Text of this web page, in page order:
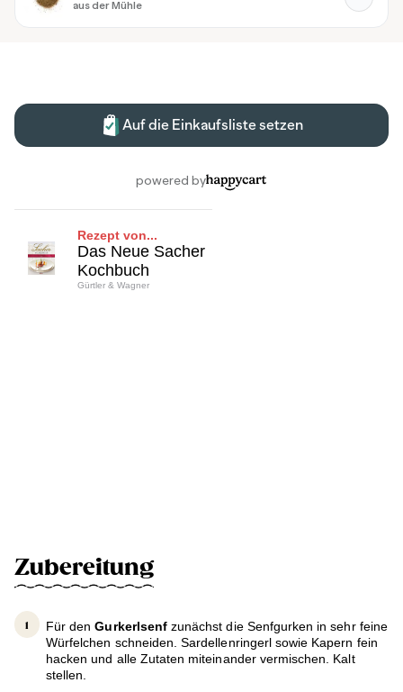
Rezept von...
Das Neue Sacher
Kochbuch
Gürtler & Wagner
Zubereitung
Für denGurkerlsenfzunächst die Senfgurken in sehr feine
Würfelchen schneiden. Sardellenringerl sowie Kapern fein
hacken und alle Zutaten miteinander vermischen. Kalt
stellen.